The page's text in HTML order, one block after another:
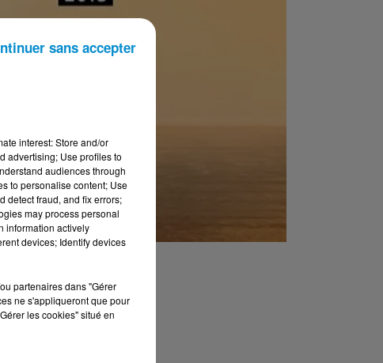
interest: Store and/or
advertising; Use profiles to
audiences through
to personalise content; Use
detect fraud, and fix errors;
may process personal
information actively
devices; Identify devices
partenaires dans "Gérer
ne s'appliqueront que pour
les cookies" situé en
sans accepter